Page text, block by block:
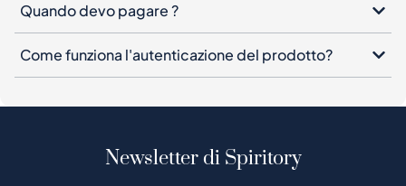
Quando devo pagare ?
Come funziona l'autenticazione del prodotto?
Newsletter di Spiritory